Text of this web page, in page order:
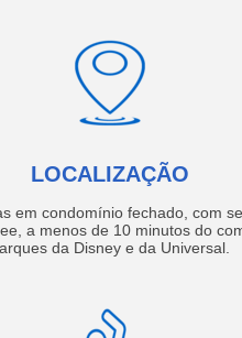
LOCALIZAÇÃO
em condomínio fechado, com
a menos de 10 minutos do
da Disney e da Universal.